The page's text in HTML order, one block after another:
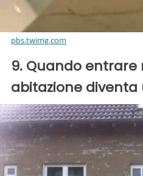
pbs.twimg.com
9. Quando
abitazione diventa